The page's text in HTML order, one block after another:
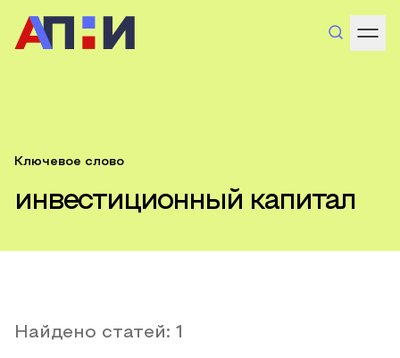
Ключевое слово
инвестиционный капитал
Найдено статей: 1